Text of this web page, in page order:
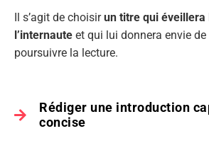
Il s’agit de choisirun titre qui éveillera
l’internaute et qui lui donnera envie
poursuivre la lecture.
Rédiger une introduction
concise